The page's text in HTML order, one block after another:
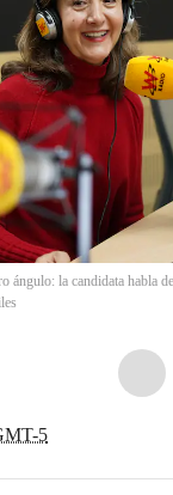
ángulo: la candidata habla
5